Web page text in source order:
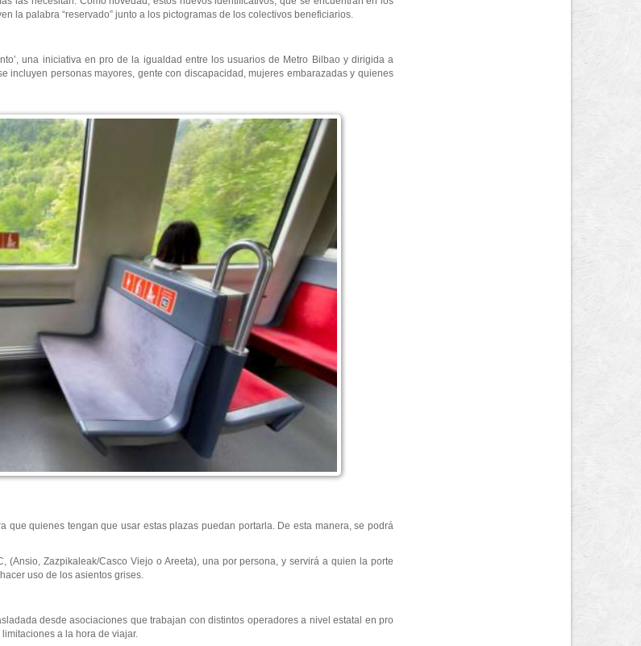
la palabra “reservado” junto a los pictogramas de los colectivos beneficiarios.
una iniciativa en pro de la igualdad entre los usuarios de Metro Bilbao y dirigida a
incluyen personas mayores, gente con discapacidad, mujeres embarazadas y quienes
quienes tengan que usar estas plazas puedan portarla. De esta manera, se podrá
Zazpikaleak/Casco Viejo o Areeta), una por persona, y servirá a quien la porte
uso de los asientos grises.
desde asociaciones que trabajan con distintos operadores a nivel estatal en pro
a la hora de viajar.